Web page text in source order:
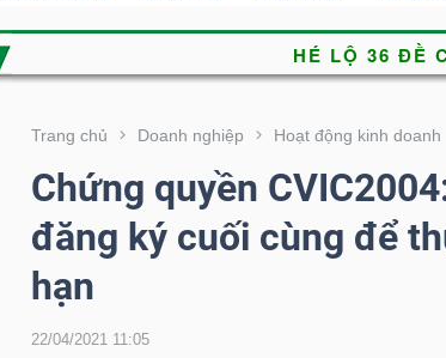
Trang chủ Doanh nghiệp Hoạt động kinh doanh
Chứng quyền
đăng ký cuối cùng để
hạn
22/04/2021 11:05